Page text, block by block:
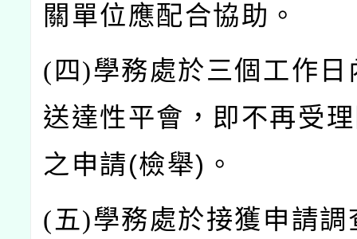
關單位應配合協助。
( 四)學務處於三個工作日
送達性平會，即不再受
之申請(檢舉)。
( 五)學務處於接獲申請調